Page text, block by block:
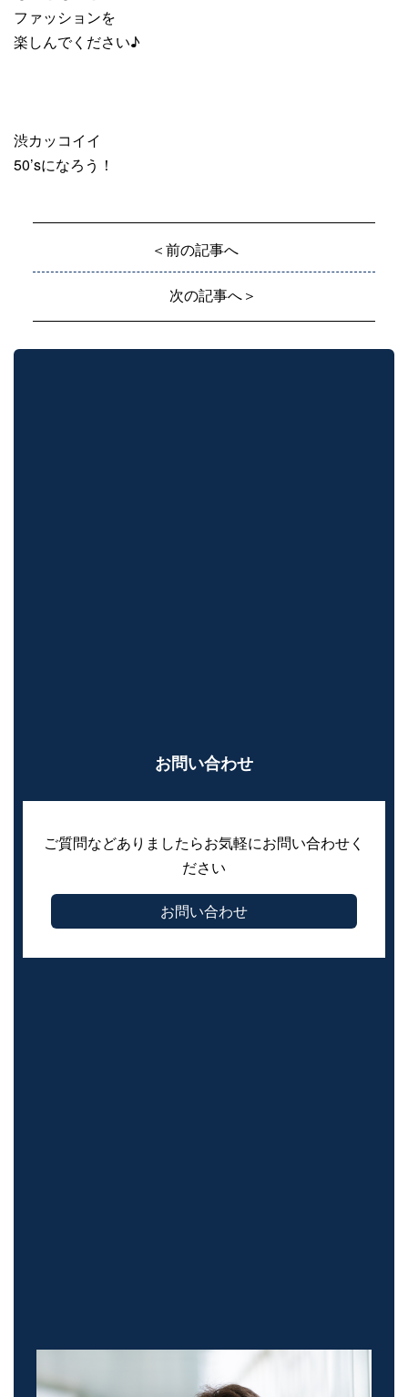
ファッションを
楽しんでください♪
渋カッコイイ
50’sになろう！
＜前の記事へ
次の記事へ＞
お問い合わせ
ご質問などありましたらお気軽にお問い合わせく
ださい
お問い合わせ